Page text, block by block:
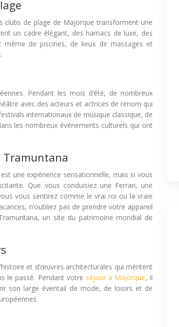
clubs de plage de Majorque transforment une
un cadre élégant, des hamacs de luxe, des
même de piscines, de lieux de massages et
Pendant les mois d’été, de nombreux
avec des acteurs et actrices de renom qui
internationaux de musique classique, de
les nombreux événements culturels qui ont
Tramuntana
une expérience sensationnelle, mais si vous
Que vous conduisiez une Ferrari, une
vous sentirez comme le vrai roi ou la vraie
n’oubliez pas de prendre votre appareil
un site du patrimoine mondial de
et d’œuvres architecturales qui méritent
le passé. Pendant votre séjour à Majorque, il
son large éventail de mode, de loisirs et de